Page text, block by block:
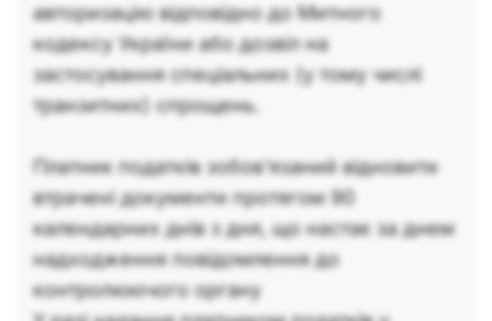
авторизацію відповідно до Митного
кодексу України або дозвіл на
застосування спеціальних (у тому числі
транзитних) спрощень.
Платник податків зобов'язаний відновити
втрачені документи протягом 90
календарних днів з дня, що настає за днем
надходження повідомлення до
контролюючого органу